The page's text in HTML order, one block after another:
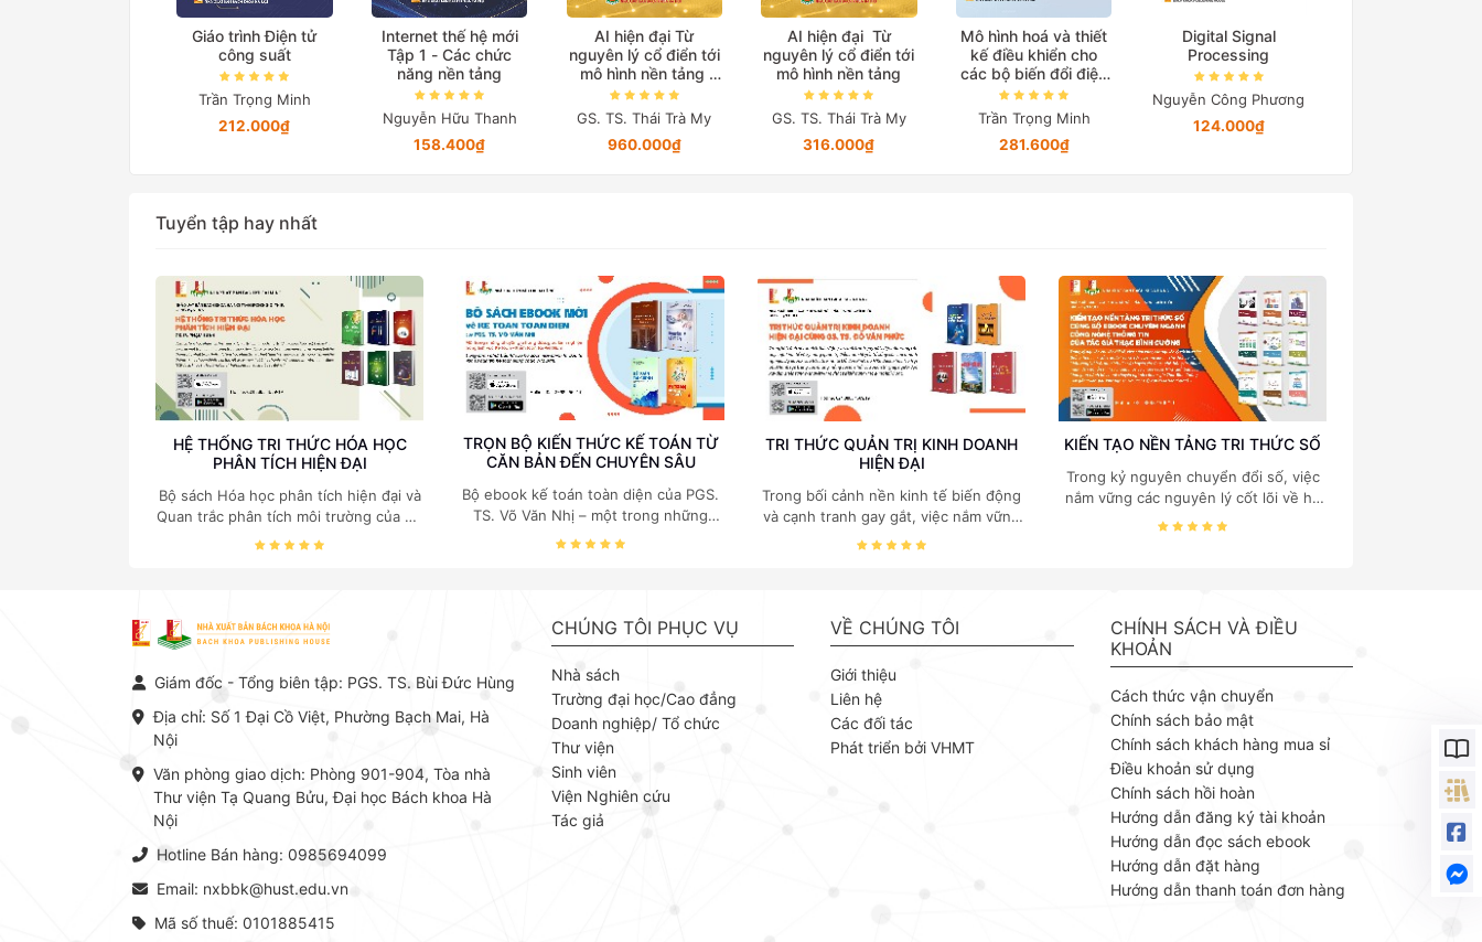
Giáo trình Điện tử
công suất
Trần Trọng Minh
212.000₫
Internet thế hệ mới
Tập 1 - Các chức
năng nền tảng
Nguyễn Hữu Thanh
158.400₫
AI hiện đại Từ
nguyên lý cổ điển tới
mô hình nền tảng
(Bản in màu đặc biệt)
GS. TS. Thái Trà My
960.000₫
AI hiện đại Từ
nguyên lý cổ điển tới
mô hình nền tảng
GS. TS. Thái Trà My
316.000₫
Mô hình hoá và thiết
kế điều khiển cho
các bộ biến đổi điện
tử công suất
Trần Trọng Minh
281.600₫
Digital Signal
Processing
Nguyễn Công Phương
124.000₫
Tuyển tập hay nhất
HỆ THỐNG TRI THỨC HÓA HỌC
PHÂN TÍCH HIỆN ĐẠI
Bộ sách Hóa học phân tích hiện đại và
Quan trắc phân tích môi trường của Cố
Giáo sư, Tiến sĩ Phạm Luận là một
Hóa học phân tích tại Việt Nam hiện
nay. Bộ sách mang đến một hệ thống
-> Kỹ thuật thực hành -> Ứng dụng
Hà Nội ấn hành cả hai phiên bản sách
TRỌN BỘ KIẾN THỨC KẾ TOÁN TỪ
CĂN BẢN ĐẾN CHUYÊN SÂU
Bộ ebook kế toán toàn diện của PGS.
TS. Võ Văn Nhị – một trong những
chuyên gia hàng đầu, giàu kinh
TRI THỨC QUẢN TRỊ KINH DOANH
HIỆN ĐẠI
Trong bối cảnh nền kinh tế biến động
và cạnh tranh gay gắt, việc nắm vững
các quy luật kinh tế và kỹ năng quản
khoa Hà Nội phát hành tập trung vào
những mảng cốt lõi nhất của quản trị,
thuyết vững chắc và khả năng ứng
dụng linh hoạt. GS. TS Kinh tế Đỗ Văn
Phức là chuyên gia uy tín trong ngành
Kinh tế và Quản lý. Các tác phẩm của
KIẾN TẠO NỀN TẢNG TRI THỨC SỐ
Trong kỷ nguyên chuyển đổi số, việc
nắm vững các nguyên lý cốt lõi về hệ
thống thông tin, cấu trúc dữ liệu, cơ
mực và chuyên sâu, Nhà xuất bản
Bách khoa phát hành bộ ebook
chuyên ngành của tác giả Thạc Bình
Cường – một giảng viên giàu kinh
nghiệm với cách tiếp cận khoa học,
thực tiễn.
Giám đốc - Tổng biên tập: PGS. TS. Bùi Đức Hùng
Địa chỉ: Số 1 Đại Cồ Việt, Phường Bạch Mai, Hà
Nội
Văn phòng giao dịch: Phòng 901-904, Tòa nhà
Thư viện Tạ Quang Bửu, Đại học Bách khoa Hà
Nội
Hotline Bán hàng: 0985694099
Email: nxbbk@hust.edu.vn
Mã số thuế: 0101885415
CHÚNG TÔI PHỤC VỤ
Nhà sách
Trường đại học/Cao đẳng
Doanh nghiệp/ Tổ chức
Thư viện
Sinh viên
Viện Nghiên cứu
Tác giả
VỀ CHÚNG TÔI
Giới thiệu
Liên hệ
Các đối tác
Phát triển bởi VHMT
CHÍNH SÁCH VÀ ĐIỀU
KHOẢN
Cách thức vận chuyển
Chính sách bảo mật
Chính sách khách hàng mua sỉ
Điều khoản sử dụng
Chính sách hồi hoàn
Hướng dẫn đăng ký tài khoản
Hướng dẫn đọc sách ebook
Hướng dẫn đặt hàng
Hướng dẫn thanh toán đơn hàng